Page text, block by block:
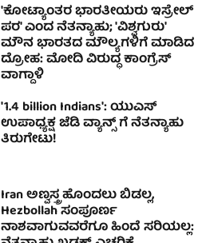
'ಕೋಟ್ಯಾಂತರ ಭಾರತೀಯರು ಇಸ್ರೇಲ್
ಪರ' ಎಂದ ನೆತನ್ಯಾಹು; 'ವಿಶ್ವಗುರು'
ಮೌನ ಭಾರತದ ಮೌಲ್ಯಗಳಿಗೆ ಮಾಡಿದ
ದ್ರೋಹ: ಮೋದಿ ವಿರುದ್ಧ ಕಾಂಗ್ರೆಸ್
ವಾಗ್ದಾಳಿ
'1.4 billion Indians': ಯುಎಸ್
ಉಪಾಧ್ಯಕ್ಷ ಜೆಡಿ ವ್ಯಾನ್ಸ್ ಗೆ ನೆತನ್ಯಾಹು
ತಿರುಗೇಟು!
Iran ಅಣ್ವಸ್ತ್ರ ಹೊಂದಲು ಬಿಡಲ್ಲ,
Hezbollah ಸಂಪೂರ್ಣ
ನಾಶವಾಗುವವರೆಗೂ ಹಿಂದೆ ಸರಿಯಲ್ಲ: